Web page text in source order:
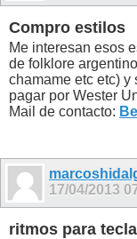
Compro estilos
Me interesan esos
de folklore
chamame etc etc) y
pagar por Wester
Mail de contacto:
17/04/2013
ritmos para